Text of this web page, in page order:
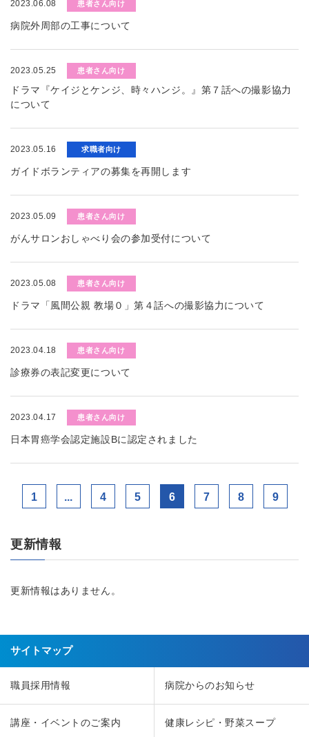
2023.06.08 患者さん向け
病院外周部の工事について
2023.05.25 患者さん向け
ドラマ『ケイジとケンジ、時々ハンジ。』第７話への撮影協力
について
2023.05.16 求職者向け
ガイドボランティアの募集を再開します
2023.05.09 患者さん向け
がんサロンおしゃべり会の参加受付について
2023.05.08 患者さん向け
ドラマ「風間公親 教場０」第４話への撮影協力について
2023.04.18 患者さん向け
診療券の表記変更について
2023.04.17 患者さん向け
日本胃癌学会認定施設Bに認定されました
1 ... 4 5 6 7 8 9
更新情報
更新情報はありません。
サイトマップ
職員採用情報 病院からのお知らせ
講座・イベントのご案内 健康レシピ・野菜スープ